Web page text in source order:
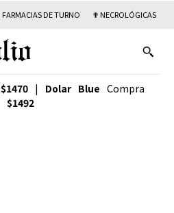
FARMACIAS DE TURNO ✟ NECROLÓGICAS
$1470 | Dolar Blue Compra
$1492